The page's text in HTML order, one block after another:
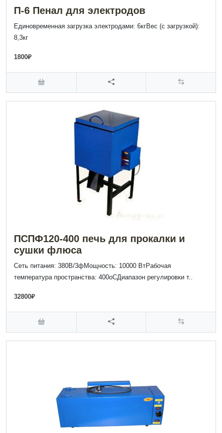
П-6 Пенал для электродов
Единовременная загрузка электродами: 6кгВес (с загрузкой):
8,3кг
1800₽
ПСПФ120-400 печь для прокалки и
сушки флюса
Сеть питания: 380В/3фМощность: 10000 ВтРабочая
температура пространства: 400оСДиапазон регулировки т..
32800₽